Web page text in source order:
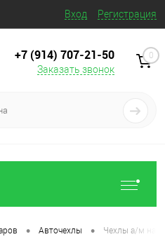
Вход Регистрация
+7 (914) 707‒21‒50
Заказать звонок
0
• Авточехлы • Чехлы а/м на